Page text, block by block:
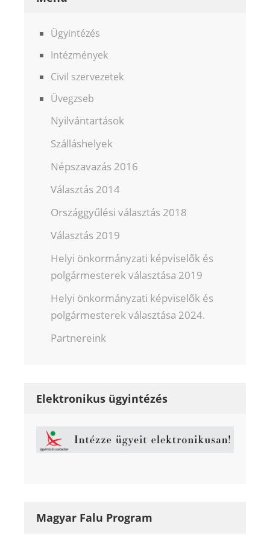
Ügyintézés
Intézmények
Civil szervezetek
Üvegzseb
Nyilvántartások
Szálláshelyek
Népszavazás 2016
Választás 2014
Országgyűlési választás 2018
Választás 2019
Helyi önkormányzati képviselők és
polgármesterek választása 2019
Helyi önkormányzati képviselők és
polgármesterek választása 2024.
Partnereink
Elektronikus ügyintézés
Magyar Falu Program